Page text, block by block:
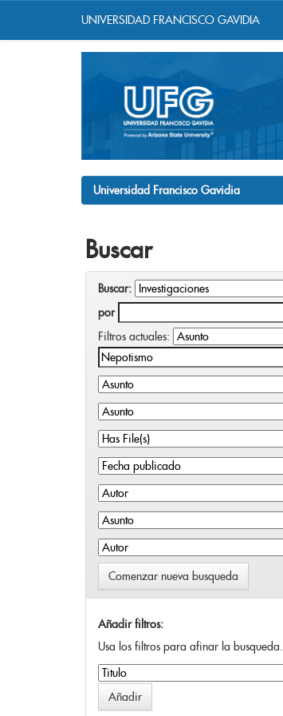
UNIVERSIDAD FRANCISCO GAVIDIA
Universidad Francisco Gavidia
Buscar
Buscar:
por
Filtros actuales:
Comenzar nueva busqueda
Añadir filtros:
Usa los filtros para afinar la busqueda.